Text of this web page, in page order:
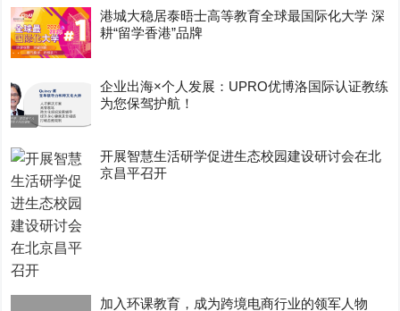
港城大稳居泰晤士高等教育全球最国际化大学 深
耕“留学香港”品牌
企业出海×个人发展：UPRO优博洛国际认证教练
为您保驾护航！
开展智慧生活研学促进生态校园建设研讨会在北
京昌平召开
加入环课教育，成为跨境电商行业的领军人物